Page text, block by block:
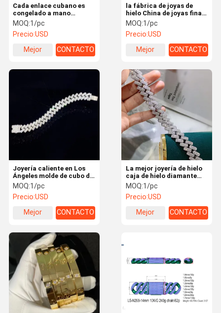
Sobre
Nosotros
Viaje De La
Fábrica
Éntrenos En
Con
Noticias Pida Una Cita
Oro de 18 caratos Joyería de diamantes
18K oro Diamond Bracelet
18K oro Diamond Necklace
la fábrica de joyas de
hielo China de joyas finas
Ice Cube Jewelry
Proveedor de cadenas de
joyas de hielo
MOQ:1/pc
Precio:USD
Mejor
CONTACTO
Cada enlace cubano es
congelado a mano
cadenas de joyas de hielo
joyas de hielo cerca de mí
MOQ:1/pc
Precio:USD
Mejor
CONTACTO
La mejor joyería de hielo
caja de hielo diamante
personalizado cubo de
hielo joyería hiphop
MOQ:1/pc
Precio:USD
Mejor
CONTACTO
Joyería caliente en Los
Ángeles molde de cubo de
hielo personalizado 14k
oro diamante china
fabricante de joyas
personalizadas
MOQ:1/pc
Precio:USD
Mejor
CONTACTO